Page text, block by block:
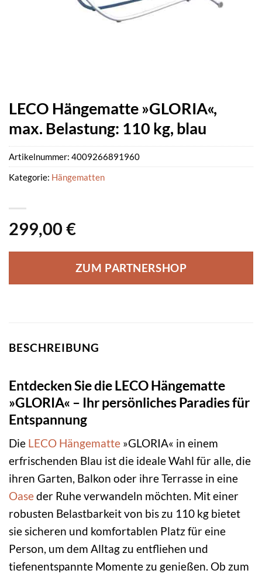
LECO Hängematte »GLORIA«,
max. Belastung: 110 kg, blau
299,00 €
ZUM PARTNERSHOP
Artikelnummer: 4009266891960
Kategorie: Hängematten
BESCHREIBUNG
Entdecken Sie die LECO Hängematte
»GLORIA« – Ihr persönliches Paradies für
Entspannung
Die LECO Hängematte »GLORIA« in einem
erfrischenden Blau ist die ideale Wahl für alle, die
ihren Garten, Balkon oder ihre Terrasse in eine
Oaseder Ruhe verwandeln möchten. Mit einer
robusten Belastbarkeit von bis zu 110 kg bietet
sie sicheren und komfortablen Platz für eine
Person, um dem Alltag zu entfliehen und
tiefenentspannte Momente zu genießen. Ob zum